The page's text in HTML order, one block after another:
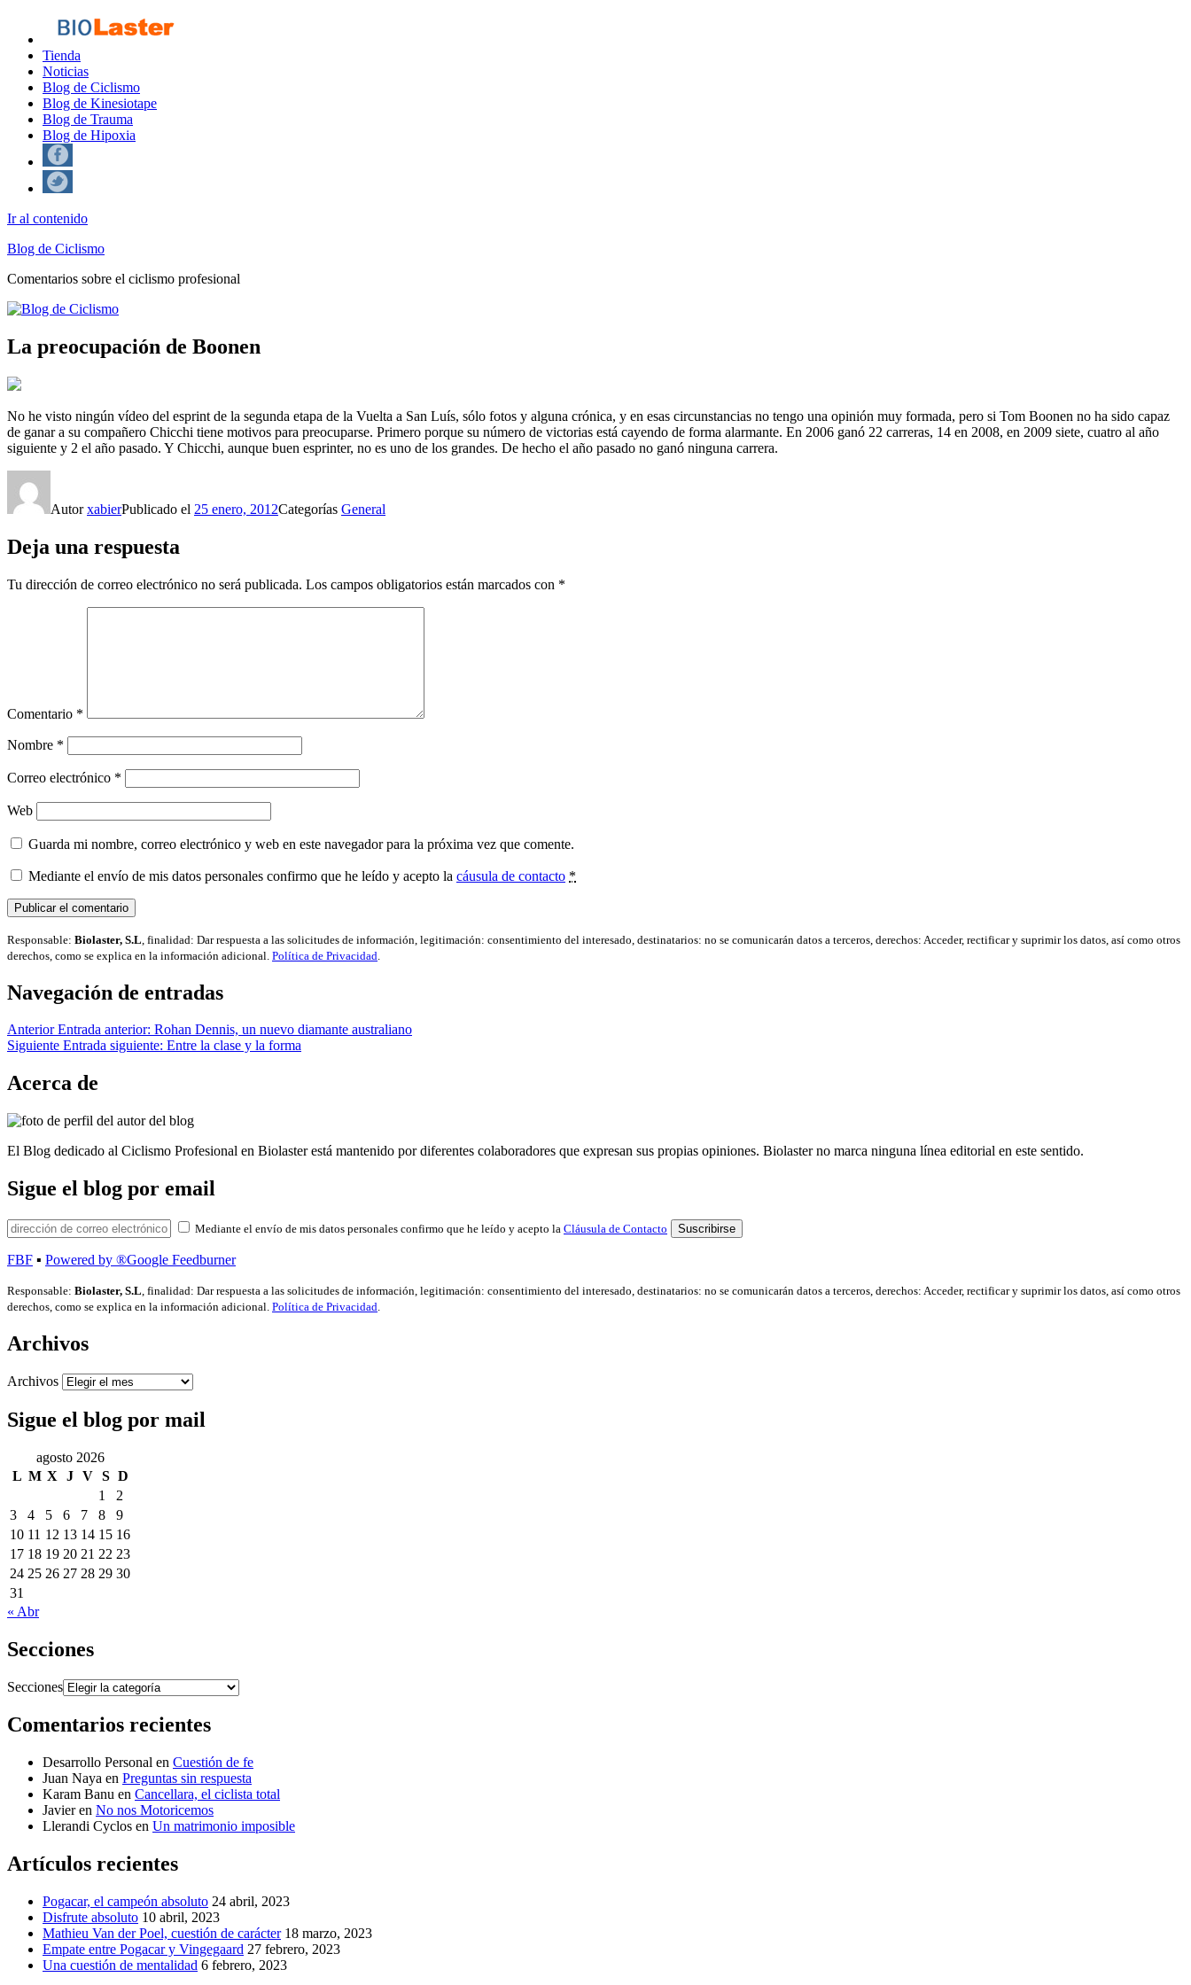
Tienda
Noticias
Blog de Ciclismo
Blog de Kinesiotape
Blog de Trauma
Blog de Hipoxia
Ir al contenido
Blog de Ciclismo
Comentarios sobre el ciclismo profesional
La preocupación de Boonen
No he visto ningún vídeo del esprint de la segunda etapa de la Vuelta a San Luís, sólo fotos y alguna crónica, y en esas circunstancias no tengo una opinión muy formada, pero si Tom Boonen no ha sido capaz
de ganar a su compañero Chicchi tiene motivos para preocuparse. Primero porque su número de victorias está cayendo de forma alarmante. En 2006 ganó 22 carreras, 14 en 2008, en 2009 siete, cuatro al año
siguiente y 2 el año pasado. Y Chicchi, aunque buen esprinter, no es uno de los grandes. De hecho el año pasado no ganó ninguna carrera.
AutorxabierPublicado el 25 enero, 2012Categorías General
Deja una respuesta
Tu dirección de correo electrónico no será publicada. Los campos obligatorios están marcados con *
Comentario *
Nombre *
Correo electrónico *
Web
Guarda mi nombre, correo electrónico y web en este navegador para la próxima vez que comente.
Mediante el envío de mis datos personales confirmo que he leído y acepto la cáusula de contacto *
Responsable: Biolaster, S.L , finalidad: Dar respuesta a las solicitudes de información, legitimación: consentimiento del interesado, destinatarios: no se comunicarán datos a terceros, derechos: Acceder, rectificar y suprimir los datos, así como otros
derechos, como se explica en la información adicional. Política de Privacidad
Navegación de entradas
Anterior Entrada anterior: Rohan Dennis, un nuevo diamante australiano
Siguiente Entrada siguiente: Entre la clase y la forma
Acerca de
El Blog dedicado al Ciclismo Profesional en Biolaster está mantenido por diferentes colaboradores que expresan sus propias opiniones. Biolaster no marca ninguna línea editorial en este sentido.
Sigue el blog por email
Mediante el envío de mis datos personales confirmo que he leído y acepto la Cláusula de Contacto
FBF ▪ Powered by ®Google Feedburner
Responsable: Biolaster, S.L, finalidad: Dar respuesta a las solicitudes de información, legitimación: consentimiento del interesado, destinatarios: no se comunicarán datos a terceros, derechos: Acceder, rectificar y suprimir los datos, así como otros
derechos, como se explica en la información adicional. Política de Privacidad.
Archivos
Archivos
Sigue el blog por mail
agosto 2026
L M X J V S D
1
2
3
4 5 6 7 8
9
10 11 12 13 14 15 16
17 18 19 20 21 22 23
24 25 26 27 28 29 30
31
« Abr
Secciones
Secciones
Comentarios recientes
Desarrollo Personal en Cuestión de fe
Juan Naya en Preguntas sin respuesta
Karam Banu en Cancellara, el ciclista total
Javieren No nos Motoricemos
Llerandi Cyclos en Un matrimonio imposible
Artículos recientes
Pogacar, el campeón absoluto 24 abril, 2023
Disfrute absoluto 10 abril, 2023
Mathieu Van der Poel, cuestión de carácter 18 marzo, 2023
Empate entre Pogacar y Vingegaard 27 febrero, 2023
Una cuestión de mentalidad 6 febrero, 2023